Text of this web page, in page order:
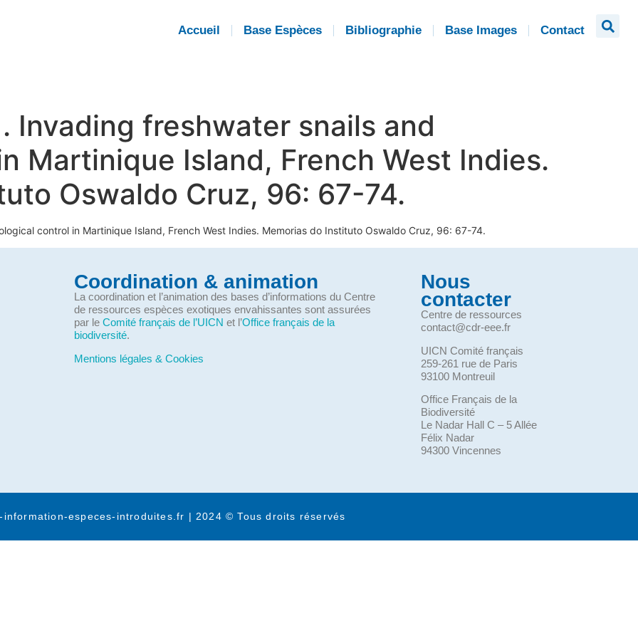
Accueil Base Espèces Bibliographie Base Images Contact
Invading freshwater snails and
Martinique Island, French West Indies.
Oswaldo Cruz, 96: 67-74.
control in Martinique Island, French West Indies. Memorias do Instituto Oswaldo Cruz, 96: 67-74.
Coordination & animation
La coordination et l’animation des bases d’informations du Centre
de ressources espèces exotiques envahissantes sont assurées
par le Comité français de l’UICN et l’Office français de la
biodiversité.
Mentions légales & Cookies
Nous
contacter
Centre de ressources
contact@cdr-eee.fr
UICN Comité français
259-261 rue de Paris
93100 Montreuil
Office Français de la
Biodiversité
Le Nadar Hall C – 5 Allée
Félix Nadar
94300 Vincennes
information-especes-introduites.fr | 2024 © Tous droits réservés